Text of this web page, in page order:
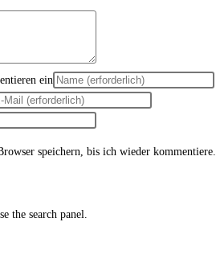
ein
speichern, bis ich wieder kommentiere.
the search panel.